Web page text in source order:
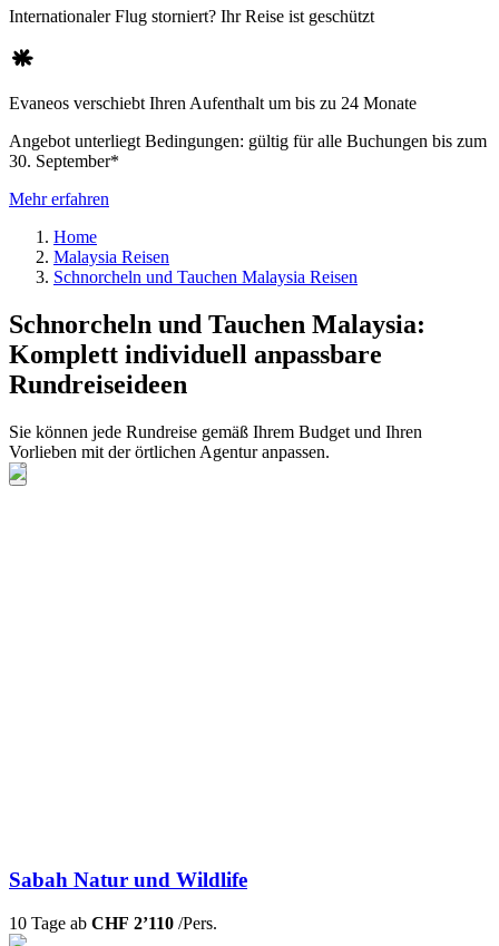
Internationaler Flug storniert? Ihr Reise ist geschützt
Evaneos verschiebt Ihren Aufenthalt um bis zu 24 Monate
Angebot unterliegt Bedingungen: gültig für alle Buchungen bis zum
30. September*
Mehr erfahren
Home
Malaysia Reisen
Schnorcheln und Tauchen Malaysia Reisen
Schnorcheln und Tauchen Malaysia:
Komplett individuell anpassbare
Rundreiseideen
Sie können jede Rundreise gemäß Ihrem Budget und Ihren
Vorlieben mit der örtlichen Agentur anpassen.
Sabah Natur und Wildlife
10 Tage ab CHF 2’110 /Pers.